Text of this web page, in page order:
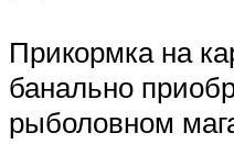
Прикормка на
банально
рыболовном